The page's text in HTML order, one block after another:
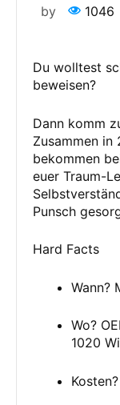
by 1046
Du wolltest
beweisen?
Dann komm
Zusammen in
bekommen
euer Traum-
Punsch
Hard Facts
Wann?
Wo?
1020